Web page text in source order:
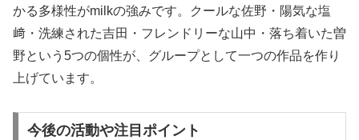
かる多様性がmilkの強みです。クールな佐野・陽気な塩
﨑・洗練された吉田・フレンドリーな山中・落ち着いた曽
野という5つの個性が、グループとして一つの作品を作り
上げています。
今後の活動や注目ポイント